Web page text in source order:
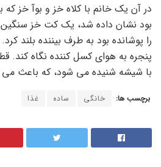
در آن یک خانم با کلاه خز و بوآ خز
بود نشان داده شد، یک کت خز سنگین
را پوشانده بود به طرف بیننده بلند
پنجره به هوای کسل کننده نگاه کند.
با شیشه شنیده می شود، که باعث می
برچسب ها: خانگی ساده غذا